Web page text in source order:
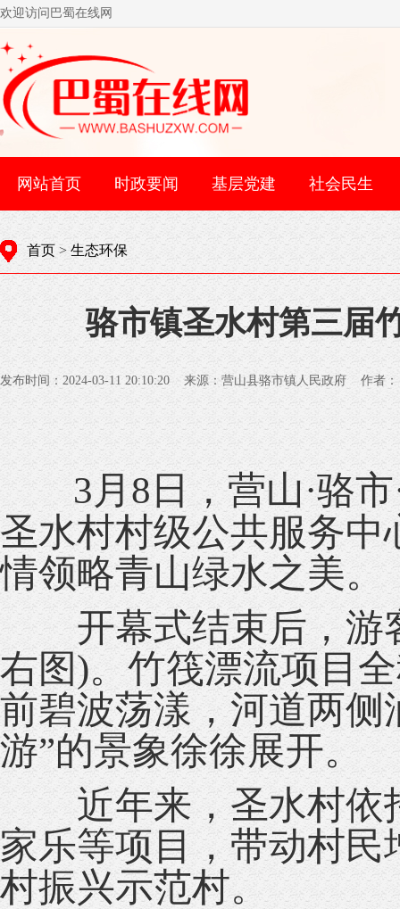
欢迎访问巴蜀在线网
网站首页 时政要闻 基层党建 社会民生
首页 > 生态环保
骆市镇圣水村第三届
发布时间：2024-03-11 20:10:20 来源：营山县骆市镇人民政府 作者
3月8日，营山·骆市
圣水村村级公共服务
情领略青山绿水之美。
开幕式结束后，游
右图)。竹筏漂流项目
前碧波荡漾，河道两侧
游”的景象徐徐展开。
近年来，圣水村依
家乐等项目，带动村
村振兴示范村。